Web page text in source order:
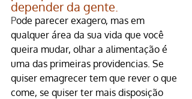
depender da gente.
Pode parecer exagero, mas em
qualquer área da sua vida que você
queira mudar, olhar a alimentação é
uma das primeiras providencias. Se
quiser emagrecer tem que rever o que
come, se quiser ter mais disposição